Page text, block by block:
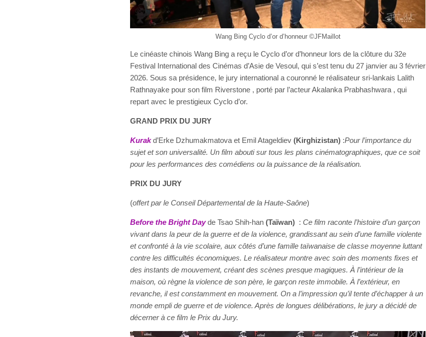
Wang Bing Cyclo d’or d’honneur ©️JFMaillot
Le cinéaste chinois Wang Bing a reçu le Cyclo d’or d’honneur lors de la clôture du 32e
Festival International des Cinémas d’Asie de Vesoul, qui s’est tenu du 27 janvier au 3 février
2026. Sous sa présidence, le jury international a couronné le réalisateur sri-lankais Lalith
Rathnayake pour son film Riverstone , porté par l’acteur Akalanka Prabhashwara , qui
repart avec le prestigieux Cyclo d’or.
GRAND PRIX DU JURY
Kurakd’Erke Dzhumakmatova et Emil Atageldiev (Kirghizistan) :Pour l’importance du
sujet et son universalité. Un film abouti sur tous les plans cinématographiques, que ce soit
pour les performances des comédiens ou la puissance de la réalisation.
PRIX DU JURY
(offert par le Conseil Départemental de la Haute-Saône)
Before the Bright Dayde Tsao Shih-han (Taïwan) : Ce film raconte l’histoire d’un garçon
vivant dans la peur de la guerre et de la violence, grandissant au sein d’une famille violente
et confronté à la vie scolaire, aux côtés d’une famille taïwanaise de classe moyenne luttant
contre les difficultés économiques. Le réalisateur montre avec soin des moments fixes et
des instants de mouvement, créant des scènes presque magiques. À l’intérieur de la
maison, où règne la violence de son père, le garçon reste immobile. À l’extérieur, en
revanche, il est constamment en mouvement. On a l’impression qu’il tente d’échapper à un
monde empli de guerre et de violence. Après de longues délibérations, le jury a décidé de
décerner à ce film le Prix du Jury.